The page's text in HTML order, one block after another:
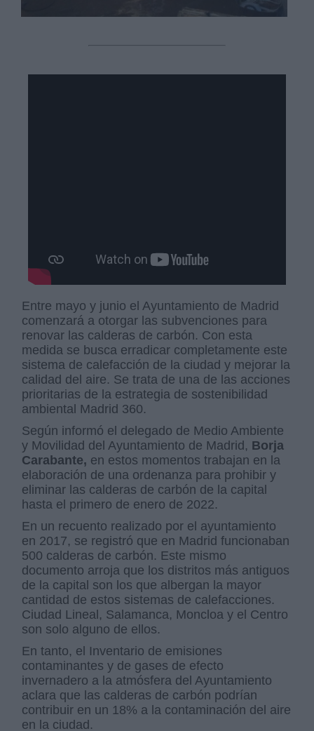
Entre mayo y junio el Ayuntamiento de Madrid
comenzará a otorgar las subvenciones para
renovar las calderas de carbón. Con esta
medida se busca erradicar completamente este
sistema de calefacción de la ciudad y mejorar la
calidad del aire. Se trata de una de las acciones
prioritarias de la estrategia de sostenibilidad
ambiental Madrid 360.
Según informó el delegado de Medio Ambiente
y Movilidad del Ayuntamiento de Madrid, Borja
Carabante, en estos momentos trabajan en la
elaboración de una ordenanza para prohibir y
eliminar las calderas de carbón de la capital
hasta el primero de enero de 2022.
En un recuento realizado por el ayuntamiento
en 2017, se registró que en Madrid funcionaban
500 calderas de carbón. Este mismo
documento arroja que los distritos más antiguos
de la capital son los que albergan la mayor
cantidad de estos sistemas de calefacciones.
Ciudad Lineal, Salamanca, Moncloa y el Centro
son solo alguno de ellos.
En tanto, el Inventario de emisiones
contaminantes y de gases de efecto
invernadero a la atmósfera del Ayuntamiento
aclara que las calderas de carbón podrían
contribuir en un 18% a la contaminación del aire
en la ciudad.